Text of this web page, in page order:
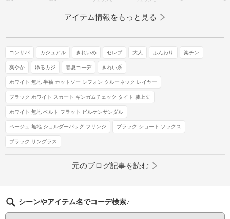
アイテム情報をもっと見る
コンサバ カジュアル きれいめ セレブ 大人 ふんわり 楽チン
爽やか ゆるカジ 春夏コーデ きれい系
ホワイト 無地 半袖 カットソー シフォン クルーネック レイヤー
ブラック ホワイト スカート ギンガムチェック タイト 膝上丈
ホワイト 無地 ベルト フラット ビルケンサンダル
ベージュ 無地 ショルダーバッグ フリンジ ブラック ショート ソックス
ブラック サングラス
元のブログ記事を読む
シーンやアイテム名でコーデ検索♪